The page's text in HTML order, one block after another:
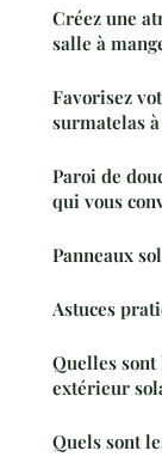
Créez une
salle à
Favorisez
surmatelas
Paroi de
qui vous
Panneaux
Astuces
Quelles
extérieur
Quels sont